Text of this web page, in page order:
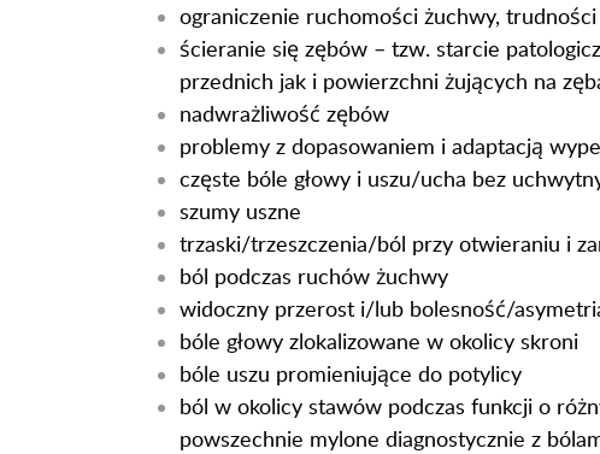
ograniczenie ruchomości żuchwy,
ścieranie się zębów – tzw. starcie
przednich jak i powierzchni żujących na
nadwrażliwość zębów
problemy z dopasowaniem i adaptacją
częste bóle głowy i uszu/ucha bez
szumy uszne
trzaski/trzeszczenia/ból przy otwieraniu i
ból podczas ruchów żuchwy
widoczny przerost i/lub bolesność/
bóle głowy zlokalizowane w okolicy skroni
bóle uszu promieniujące do potylicy
ból w okolicy stawów podczas funkcji o
powszechnie mylone diagnostycznie z